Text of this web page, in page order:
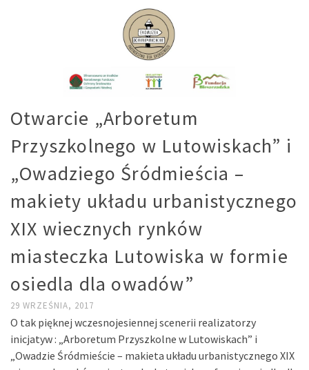
Otwarcie „Arboretum
Przyszkolnego w Lutowiskach” i
„Owadziego Śródmieścia –
makiety układu urbanistycznego
XIX wiecznych rynków
miasteczka Lutowiska w formie
osiedla dla owadów”
29 WRZEŚNIA, 2017
O tak pięknej wczesnojesiennej scenerii realizatorzy
inicjatyw : „Arboretum Przyszkolne w Lutowiskach” i
„Owadzie Śródmieście – makieta układu urbanistycznego XIX